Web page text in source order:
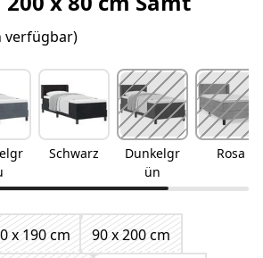
verfügbar)
Schwarz
Dunkelgr
ün
Rosa
x 190 cm
90 x 200 cm